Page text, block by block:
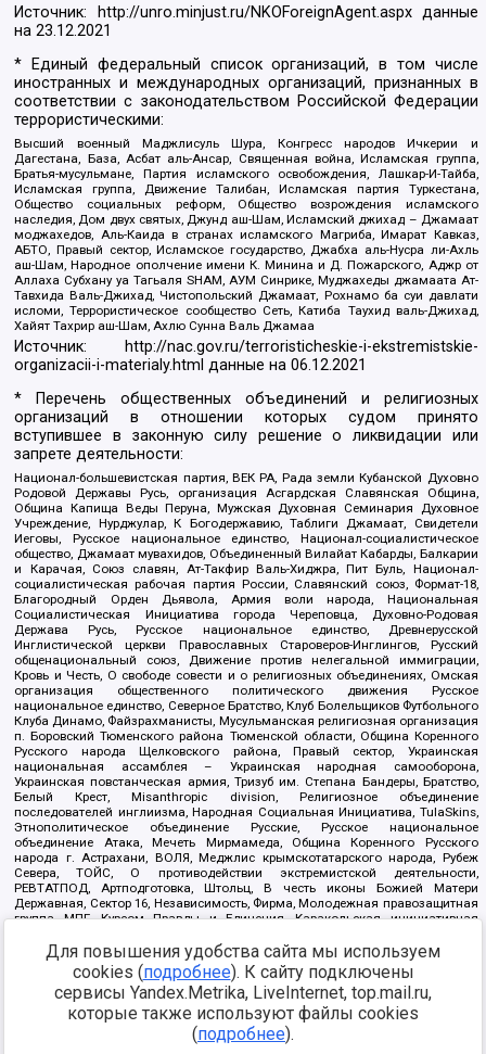
Источник: http://unro.minjust.ru/NKOForeignAgent.aspxданные
на23.12.2021
* Единый федеральный список организаций, в том числе
иностранных и международных организаций, признанных в
соответствии с законодательством Российской Федерации
террористическими:
Высший военный Маджлисуль Шура, Конгресс народов Ичкерии и
Дагестана, База, Асбат аль-Ансар, Священная война, Исламская группа,
Братья-мусульмане, Партия исламского освобождения, Лашкар-И-Тайба,
Исламская группа, Движение Талибан, Исламская партия Туркестана,
Общество социальных реформ, Общество возрождения исламского
наследия, Дом двух святых, Джунд аш-Шам, Исламский джихад – Джамаат
моджахедов, Аль-Каида в странах исламского Магриба, Имарат Кавказ,
АБТО, Правый сектор, Исламское государство, Джабха аль-Нусра ли-Ахль
аш-Шам, Народное ополчение имени К. Минина и Д. Пожарского, Аджр от
Аллаха Субхану уа Тагьаля SHAM, АУМ Синрике, Муджахеды джамаата Ат-
Тавхида Валь-Джихад, Чистопольский Джамаат, Рохнамо ба суи давлати
исломи, Террористическое сообщество Сеть, Катиба Таухид валь-Джихад,
Хайят Тахрир аш-Шам, Ахлю Сунна Валь Джамаа
Источник:
http://nac.gov.ru/terroristicheskie-i-ekstremistskie-
organizacii-i-materialy.html данные на06.12.2021
* Перечень общественных объединений и религиозных
организаций в отношении которых судом принято
вступившее в законную силу решение о ликвидации или
запрете деятельности:
Национал-большевистская партия, ВЕК РА, Рада земли Кубанской Духовно
Родовой Державы Русь, организация Асгардская Славянская Община,
Община Капища Веды Перуна, Мужская Духовная Семинария Духовное
Учреждение, Нурджулар, К Богодержавию, Таблиги Джамаат, Свидетели
Иеговы, Русское национальное единство, Национал-социалистическое
общество, Джамаат мувахидов, Объединенный Вилайат Кабарды, Балкарии
и Карачая, Союз славян, Ат-Такфир Валь-Хиджра, Пит Буль, Национал-
социалистическая рабочая партия России, Славянский союз, Формат-18,
Благородный Орден Дьявола, Армия воли народа, Национальная
Социалистическая Инициатива города Череповца, Духовно-Родовая
Держава Русь, Русское национальное единство, Древнерусской
Инглистической церкви Православных Староверов-Инглингов, Русский
общенациональный союз, Движение против нелегальной иммиграции,
Кровь и Честь, О свободе совести и о религиозных объединениях, Омская
организация общественного политического движения Русское
национальное единство, Северное Братство, Клуб Болельщиков Футбольного
Клуба Динамо, Файзрахманисты, Мусульманская религиозная организация
п. Боровский Тюменского района Тюменской области, Община Коренного
Русского народа Щелковского района, Правый сектор, Украинская
национальная ассамблея – Украинская народная самооборона,
Украинская повстанческая армия, Тризуб им. Степана Бандеры, Братство,
Белый Крест, Misanthropic division, Религиозное объединение
последователей инглиизма, Народная Социальная Инициатива, TulaSkins,
Этнополитическое объединение Русские, Русское национальное
объединение Атака, Мечеть Мирмамеда, Община Коренного Русского
народа г. Астрахани, ВОЛЯ, Меджлис крымскотатарского народа, Рубеж
Севера, ТОЙС, О противодействии экстремистской деятельности,
РЕВТАТПОД, Артподготовка, Штольц, В честь иконы Божией Матери
Державная, Сектор 16, Независимость, Фирма, Молодежная правозащитная
группа МПГ, Курсом Правды и Единения, Каракольская инициативная
Благотворительный пансионат Ак Умут, Русская республика Русь,
Арестантское уголовное единство, Башкорт, Нация и свобода, W.H.С., Фалунь
Дафа, Иртыш Ultras, Русский Патриотический клуб-Новокузнецк/РПК,
Сибирский державный союз, Фонд борьбы с коррупцией, Фонд защиты прав
граждан, Штабы Навального, Совет граждан СССР Прикубанского округа г.
https://minjust.gov.ru/ru/documents/7822/
Для повышения удобства сайта мы используем
cookies (подробнее). К сайту подключены
сервисы Yandex.Metrika, LiveInternet, top.mail.ru,
которые также используют файлы cookies
(подробнее).